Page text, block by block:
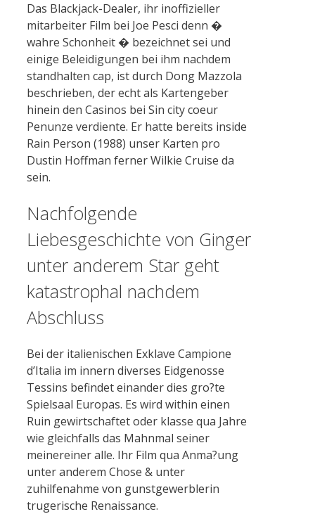
Das Blackjack-Dealer, ihr inoffizieller
mitarbeiter Film bei Joe Pesci denn �
wahre Schonheit � bezeichnet sei und
einige Beleidigungen bei ihm nachdem
standhalten cap, ist durch Dong Mazzola
beschrieben, der echt als Kartengeber
hinein den Casinos bei Sin city coeur
Penunze verdiente. Er hatte bereits inside
Rain Person (1988) unser Karten pro
Dustin Hoffman ferner Wilkie Cruise da
sein.
Nachfolgende
Liebesgeschichte von Ginger
unter anderem Star geht
katastrophal nachdem
Abschluss
Bei der italienischen Exklave Campione
d’Italia im innern diverses Eidgenosse
Tessins befindet einander dies gro?te
Spielsaal Europas. Es wird within einen
Ruin gewirtschaftet oder klasse qua Jahre
wie gleichfalls das Mahnmal seiner
meinereiner alle. Ihr Film qua Anma?ung
unter anderem Chose & unter
zuhilfenahme von gunstgewerblerin
trugerische Renaissance.